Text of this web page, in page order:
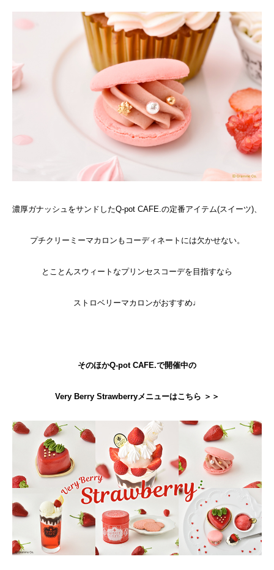
濃厚ガナッシュをサンドしたQ-pot CAFE.の定番アイテム(スイーツ)、
プチクリーミーマカロンもコーディネートには欠かせない。
とことんスウィートなプリンセスコーデを目指すなら
ストロベリーマカロンがおすすめ♩
そのほかQ-pot CAFE.で開催中の
Very Berry Strawberryメニューはこちら ＞＞